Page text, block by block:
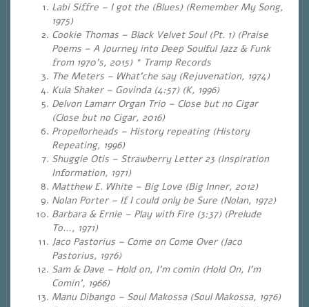
Labi Siffre – I got the (Blues) (Remember My Song,
1975)
Cookie Thomas – Black Velvet Soul (Pt. 1) (Praise
Poems – A Journey into Deep Soulful Jazz & Funk
from 1970’s, 2015) * Tramp Records
The Meters – What’che say (Rejuvenation, 1974)
Kula Shaker – Govinda (4:57) (K, 1996)
Delvon Lamarr Organ Trio – Close but no Cigar
(Close but no Cigar, 2016)
Propellorheads – History repeating (History
Repeating, 1996)
Shuggie Otis – Strawberry Letter 23 (Inspiration
Information, 1971)
Matthew E. White – Big Love (Big Inner, 2012)
Nolan Porter – If I could only be Sure (Nolan, 1972)
Barbara & Ernie – Play with Fire (3:37) (Prelude
To…, 1971)
Jaco Pastorius – Come on Come Over (Jaco
Pastorius, 1976)
Sam & Dave – Hold on, I’m comin (Hold On, I’m
Comin’, 1966)
Manu Dibango – Soul Makossa (Soul Makossa, 1976)